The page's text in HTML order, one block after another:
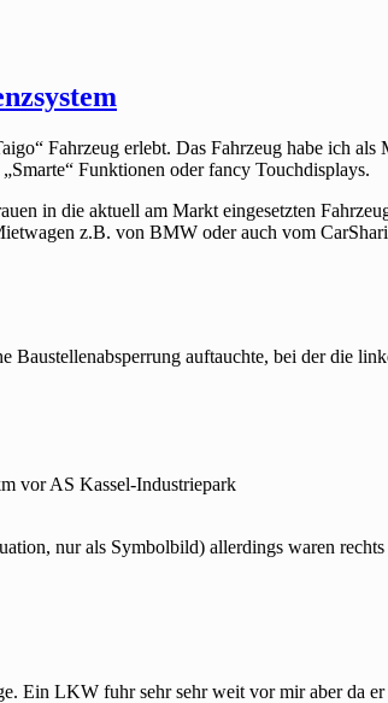
Fahrzeug erlebt. Das Fahrzeug habe ich
Funktionen oder fancy Touchdisplays.
in die aktuell am Markt eingesetzten
z.B. von BMW oder auch vom
auftauchte, bei der die
vor AS Kassel-Industriepark
nur als Symbolbild) allerdings waren
Ein LKW fuhr sehr sehr weit vor mir aber da